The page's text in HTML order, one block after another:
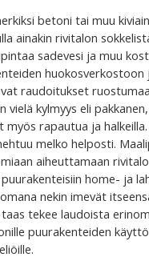
betoni tai muu
ainakin rivitalon
sadevesi ja muu
huokosverkostoon
raudoitukset
vielä kylmyys eli
myös rapautua ja
melko helposti.
aiheuttamaan
home- ja
nekin imevät
tekee laudoista
puurakenteiden